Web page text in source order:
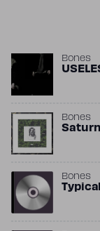
Bones
Bones
Saturn
Bones